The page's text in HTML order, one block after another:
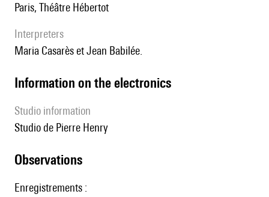
Paris, Théâtre Hébertot
interpreters
Maria Casarès et Jean Babilée.
Information on the electronics
Studio information
Studio de Pierre Henry
observations
Enregistrements :